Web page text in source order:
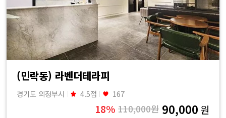
(민락동) 라벤더테라피
경기도 의정부시 4.5점 167
18% 110,000원 90,000 원